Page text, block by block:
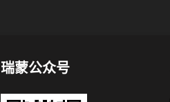
瑞蒙公众号